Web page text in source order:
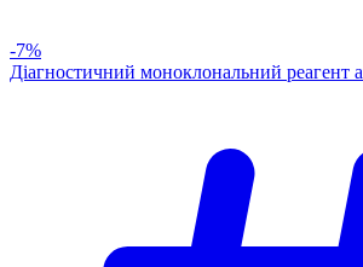
-7%
Діагностичний моноклональний реагент